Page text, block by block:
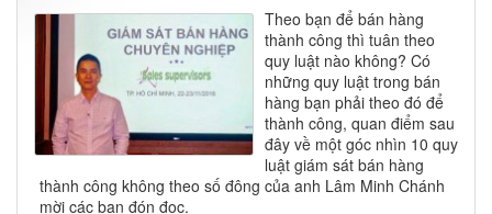
Theo bạn để bán hàng
thành công thì tuân theo
quy luật nào không? Có
những quy luật trong bán
hàng bạn phải theo đó để
thành công, quan điểm sau
đây về một góc nhìn 10 quy
luật giám sát bán hàng
thành công không theo số đông của anh Lâm Minh Chánh
mời các bạn đón đọc.